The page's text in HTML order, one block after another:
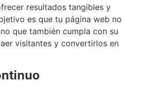
resultados tangibles y
es que tu página web no
que también cumpla con su
visitantes y convertirlos en